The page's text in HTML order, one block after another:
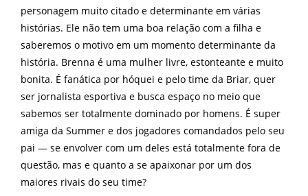
personagem muito citado e determinante em várias
histórias. Ele não tem uma boa relação com a filha e
saberemos o motivo em um momento determinante da
história. Brenna é uma mulher livre, estonteante e muito
bonita. É fanática por hóquei e pelo time da Briar, quer
ser jornalista esportiva e busca espaço no meio que
sabemos ser totalmente dominado por homens. É super
amiga da Summer e dos jogadores comandados pelo seu
pai — se envolver com um deles está totalmente fora de
questão, mas e quanto a se apaixonar por um dos
maiores rivais do seu time?